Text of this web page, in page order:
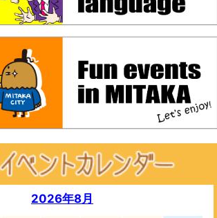
2026年8月